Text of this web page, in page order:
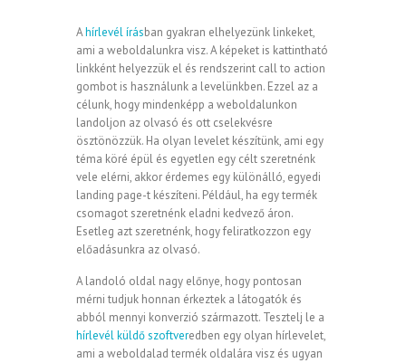
Ahírlevél írásban gyakran elhelyezünk linkeket,
ami a weboldalunkra visz. A képeket is kattintható
linkként helyezzük el és rendszerint call to action
gombot is használunk a levelünkben. Ezzel az a
célunk, hogy mindenképp a weboldalunkon
landoljon az olvasó és ott cselekvésre
ösztönözzük. Ha olyan levelet készítünk, ami egy
téma köré épül és egyetlen egy célt szeretnénk
vele elérni, akkor érdemes egy különálló, egyedi
landing page-t készíteni. Például, ha egy termék
csomagot szeretnénk eladni kedvező áron.
Esetleg azt szeretnénk, hogy feliratkozzon egy
előadásunkra az olvasó.
A landoló oldal nagy előnye, hogy pontosan
mérni tudjuk honnan érkeztek a látogatók és
abból mennyi konverzió származott. Tesztelj le a
hírlevél küldő szoftveredben egy olyan hírlevelet,
ami a weboldalad termék oldalára visz és ugyan